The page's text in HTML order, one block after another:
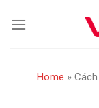
Home »